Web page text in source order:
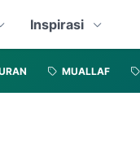
Inspirasi
MUALLAF